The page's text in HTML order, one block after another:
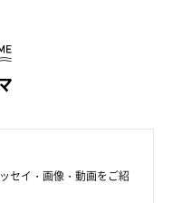
セイ・画像・動画をご紹